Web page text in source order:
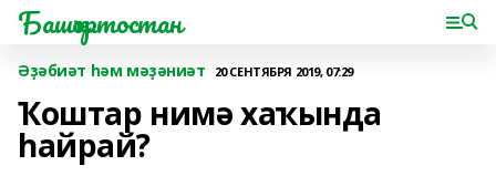
Башҡортостан
Әҙәбиәт һәм мәҙәниәт 20 СЕНТЯБРЯ 2019, 07:29
Ҡоштар нимә хаҡында
һайрай?